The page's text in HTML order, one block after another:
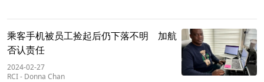
乘客手机被员工捡起后仍下落不明 加航
否认责任
2024-02-27
RCI- Donna Chan